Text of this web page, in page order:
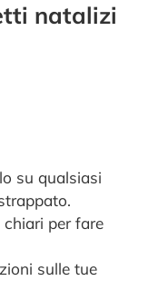
natalizi
su qualsiasi
per fare
sulle tue